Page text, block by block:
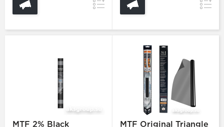
Сравнение
MTF 2% Black
MTF Original Triangle